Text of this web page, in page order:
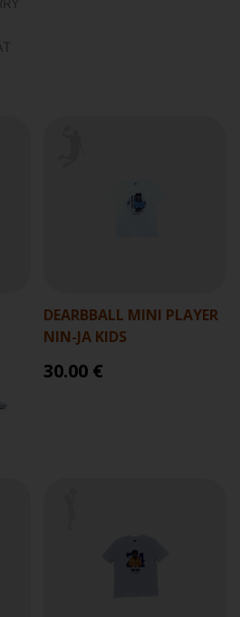
DEARBBALL MINI PLAYER
NIN-JA KIDS
30.00 €